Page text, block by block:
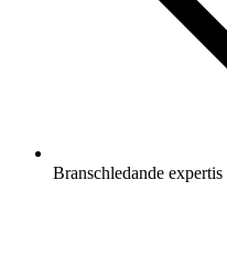
Branschledande expertis